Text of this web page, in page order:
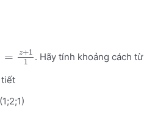
= z+1
1
. Hãy tính khoảng cách
tiết